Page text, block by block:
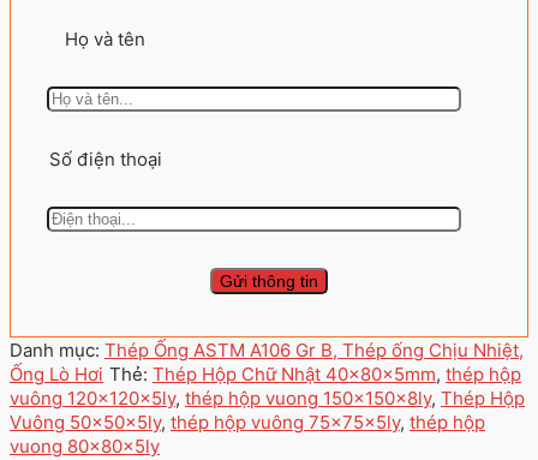
Họ và tên
Số điện thoại
Danh mục: Thép Ống ASTM A106 Gr B, Thép ống Chịu Nhiệt,
Ống Lò Hơi Thẻ: Thép Hộp Chữ Nhật 40×80x5mm, thép hộp
vuông 120x120x5ly, thép hộp vuong 150x150x8ly, Thép Hộp
Vuông 50×50x5ly, thép hộp vuông 75x75x5ly, thép hộp
vuong 80x80x5ly